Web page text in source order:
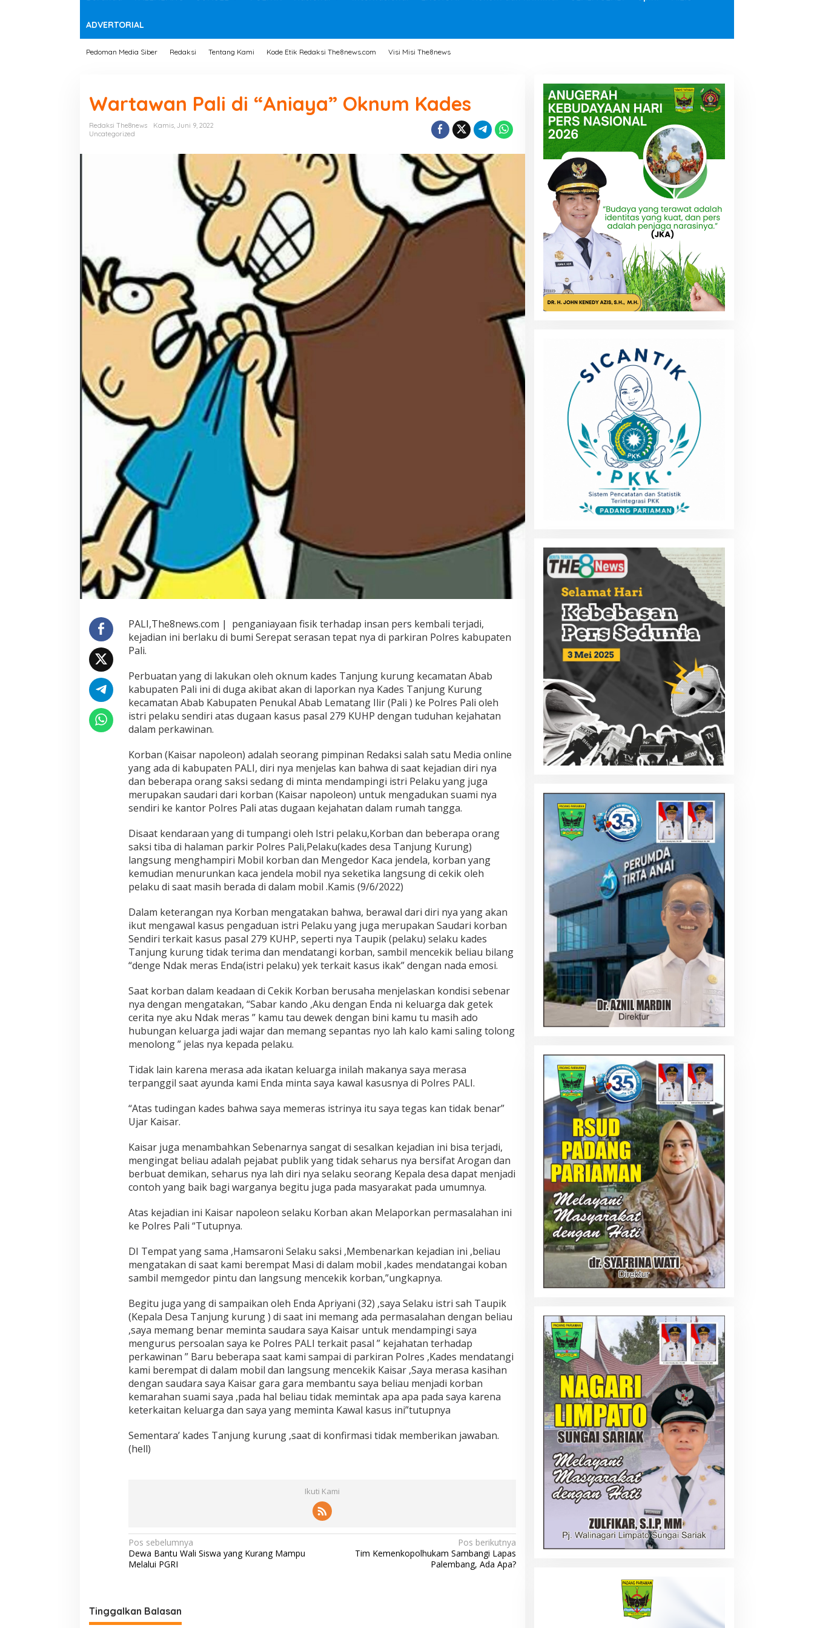
ADVERTORIAL
Pedoman Media Siber Redaksi Tentang Kami Kode Etik Redaksi The8news.com Visi Misi The8news
Wartawan Pali di “Aniaya” Oknum Kades
Redaksi The8news
Kamis, Juni 9, 2022
Uncategorized
PALI,The8news.com | penganiayaan fisik terhadap insan pers kembali terjadi,
kejadian ini berlaku di bumi Serepat serasan tepat nya di parkiran Polres kabupaten
Pali.
Perbuatan yang di lakukan oleh oknum kades Tanjung kurung kecamatan Abab
kabupaten Pali ini di duga akibat akan di laporkan nya Kades Tanjung Kurung
kecamatan Abab Kabupaten Penukal Abab Lematang Ilir (Pali ) ke Polres Pali oleh
istri pelaku sendiri atas dugaan kasus pasal 279 KUHP dengan tuduhan kejahatan
dalam perkawinan.
Korban (Kaisar napoleon) adalah seorang pimpinan Redaksi salah satu Media online
yang ada di kabupaten PALI, diri nya menjelas kan bahwa di saat kejadian diri nya
dan beberapa orang saksi sedang di minta mendampingi istri Pelaku yang juga
merupakan saudari dari korban (Kaisar napoleon) untuk mengadukan suami nya
sendiri ke kantor Polres Pali atas dugaan kejahatan dalam rumah tangga.
Disaat kendaraan yang di tumpangi oleh Istri pelaku,Korban dan beberapa orang
saksi tiba di halaman parkir Polres Pali,Pelaku(kades desa Tanjung Kurung)
langsung menghampiri Mobil korban dan Mengedor Kaca jendela, korban yang
kemudian menurunkan kaca jendela mobil nya seketika langsung di cekik oleh
pelaku di saat masih berada di dalam mobil .Kamis (9/6/2022)
Dalam keterangan nya Korban mengatakan bahwa, berawal dari diri nya yang akan
ikut mengawal kasus pengaduan istri Pelaku yang juga merupakan Saudari korban
Sendiri terkait kasus pasal 279 KUHP, seperti nya Taupik (pelaku) selaku kades
Tanjung kurung tidak terima dan mendatangi korban, sambil mencekik beliau bilang
“denge Ndak meras Enda(istri pelaku) yek terkait kasus ikak” dengan nada emosi.
Saat korban dalam keadaan di Cekik Korban berusaha menjelaskan kondisi sebenar
nya dengan mengatakan, “Sabar kando ,Aku dengan Enda ni keluarga dak getek
cerita nye aku Ndak meras ” kamu tau dewek dengan bini kamu tu masih ado
hubungan keluarga jadi wajar dan memang sepantas nyo lah kalo kami saling tolong
menolong ” jelas nya kepada pelaku.
Tidak lain karena merasa ada ikatan keluarga inilah makanya saya merasa
terpanggil saat ayunda kami Enda minta saya kawal kasusnya di Polres PALI.
“Atas tudingan kades bahwa saya memeras istrinya itu saya tegas kan tidak benar”
Ujar Kaisar.
Kaisar juga menambahkan Sebenarnya sangat di sesalkan kejadian ini bisa terjadi,
mengingat beliau adalah pejabat publik yang tidak seharus nya bersifat Arogan dan
berbuat demikan, seharus nya lah diri nya selaku seorang Kepala desa dapat menjadi
contoh yang baik bagi warganya begitu juga pada masyarakat pada umumnya.
Atas kejadian ini Kaisar napoleon selaku Korban akan Melaporkan permasalahan ini
ke Polres Pali “Tutupnya.
DI Tempat yang sama ,Hamsaroni Selaku saksi ,Membenarkan kejadian ini ,beliau
mengatakan di saat kami berempat Masi di dalam mobil ,kades mendatangai koban
sambil memgedor pintu dan langsung mencekik korban,”ungkapnya.
Begitu juga yang di sampaikan oleh Enda Apriyani (32) ,saya Selaku istri sah Taupik
(Kepala Desa Tanjung kurung ) di saat ini memang ada permasalahan dengan beliau
,saya memang benar meminta saudara saya Kaisar untuk mendampingi saya
mengurus persoalan saya ke Polres PALI terkait pasal ” kejahatan terhadap
perkawinan ” Baru beberapa saat kami sampai di parkiran Polres ,Kades mendatangi
kami berempat di dalam mobil dan langsung mencekik Kaisar ,Saya merasa kasihan
dengan saudara saya Kaisar gara gara membantu saya beliau menjadi korban
kemarahan suami saya ,pada hal beliau tidak memintak apa apa pada saya karena
keterkaitan keluarga dan saya yang meminta Kawal kasus ini”tutupnya
Sementara’ kades Tanjung kurung ,saat di konfirmasi tidak memberikan jawaban.
(hell)
Ikuti Kami
N
a
g
Pos sebelumnya
Dewa Bantu Wali Siswa yang Kurang Mampu
Melalui PGRI
Pos berikutnya
Tim Kemenkopolhukam Sambangi Lapas
Palembang, Ada Apa?
Tinggalkan Balasan